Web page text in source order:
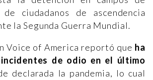
de ciudadanos de ascendencia
la Segunda Guerra Mundial.
Voice of America reportó que ha
de odio en el último
declarada la pandemia, lo cual